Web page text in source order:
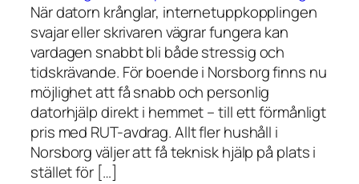
När datorn krånglar, internetuppkopplingen
svajar eller skrivaren vägrar fungera kan
vardagen snabbt bli både stressig och
tidskrävande. För boende i Norsborg finns nu
möjlighet att få snabb och personlig
datorhjälp direkt i hemmet – till ett förmånligt
pris med RUT-avdrag. Allt fler hushåll i
Norsborg väljer att få teknisk hjälp på plats i
stället för […]